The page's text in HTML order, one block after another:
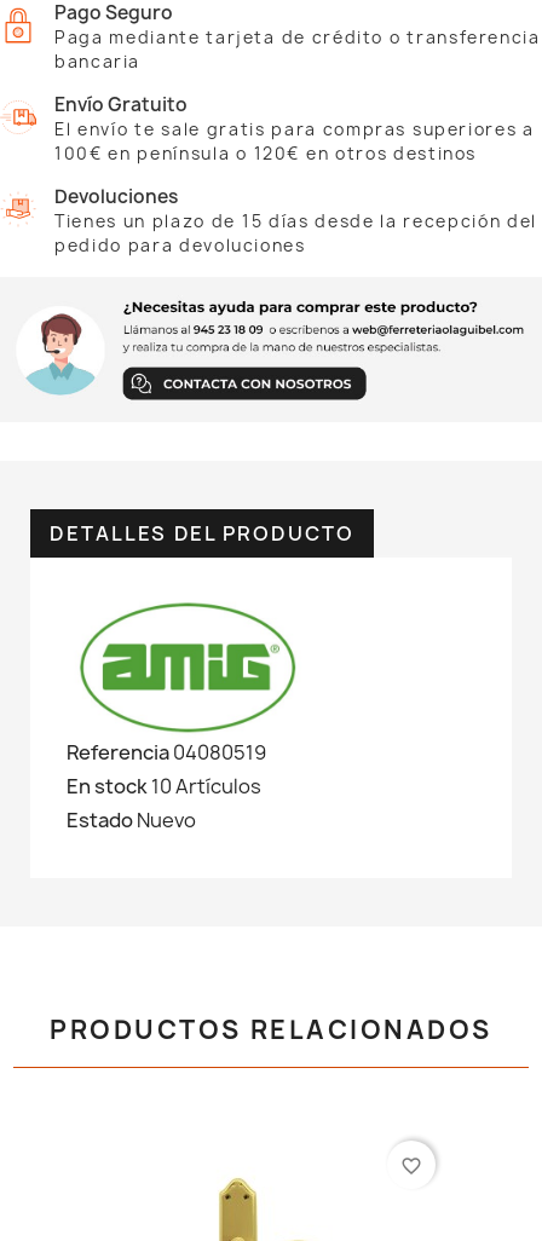
Pago Seguro
Paga mediante tarjeta de crédito o transferencia
bancaria
Envío Gratuito
El envío te sale gratis para compras superiores a
100€ en península o 120€ en otros destinos
Devoluciones
Tienes un plazo de 15 días desde la recepción del
pedido para devoluciones
DETALLES DEL PRODUCTO
Referencia04080519
En stock10 Artículos
EstadoNuevo
PRODUCTOS RELACIONADOS
favorite_border